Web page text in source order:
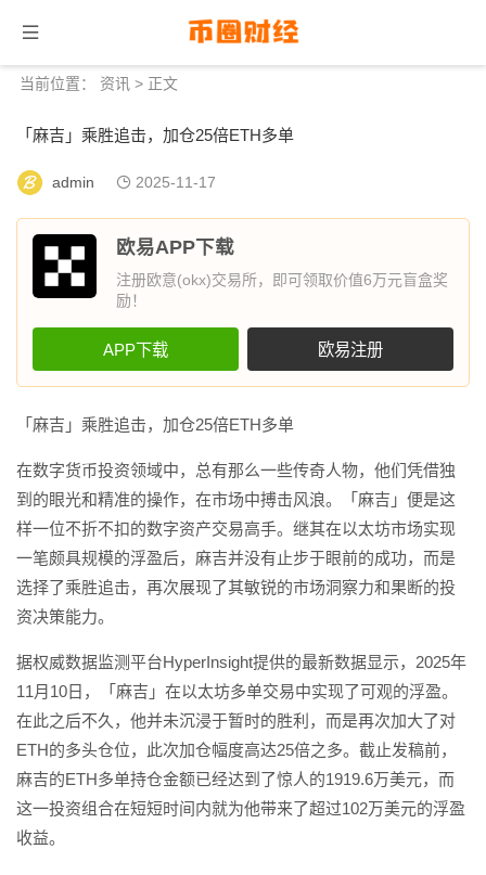
当前位置： 资讯 > 正文
「麻吉」乘胜追击，加仓25倍ETH多单
admin 2025-11-17
欧易APP下载
注册欧意(okx)交易所，即可领取价值6万元盲盒奖
励！
APP下载 欧易注册
「麻吉」乘胜追击，加仓25倍ETH多单
在数字货币投资领域中，总有那么一些传奇人物，他们凭借独
到的眼光和精准的操作，在市场中搏击风浪。「麻吉」便是这
样一位不折不扣的数字资产交易高手。继其在以太坊市场实现
一笔颇具规模的浮盈后，麻吉并没有止步于眼前的成功，而是
选择了乘胜追击，再次展现了其敏锐的市场洞察力和果断的投
资决策能力。
据权威数据监测平台HyperInsight提供的最新数据显示，2025年
11月10日，「麻吉」在以太坊多单交易中实现了可观的浮盈。
在此之后不久，他并未沉浸于暂时的胜利，而是再次加大了对
ETH的多头仓位，此次加仓幅度高达25倍之多。截止发稿前，
麻吉的ETH多单持仓金额已经达到了惊人的1919.6万美元，而
这一投资组合在短短时间内就为他带来了超过102万美元的浮盈
收益。